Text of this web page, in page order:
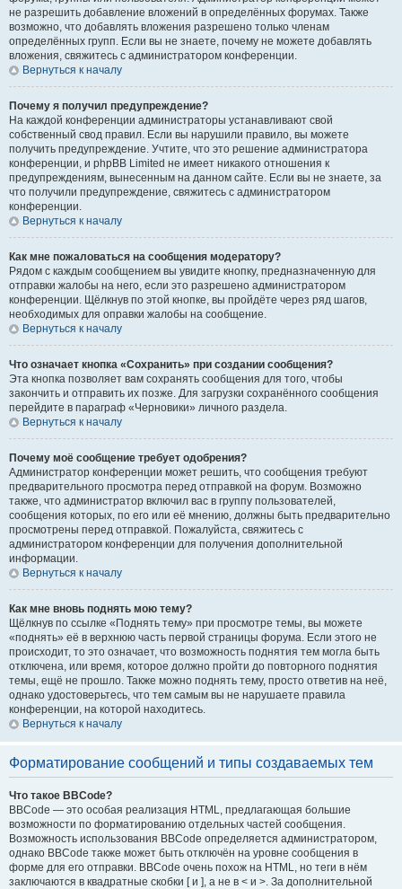
не разрешить добавление вложений в определённых форумах. Также
возможно, что добавлять вложения разрешено только членам
определённых групп. Если вы не знаете, почему не можете добавлять
вложения, свяжитесь с администратором конференции.
Вернуться к началу
Почему я получил предупреждение?
На каждой конференции администраторы устанавливают свой
собственный свод правил. Если вы нарушили правило, вы можете
получить предупреждение. Учтите, что это решение администратора
конференции, и phpBB Limited не имеет никакого отношения к
предупреждениям, вынесенным на данном сайте. Если вы не знаете, за
что получили предупреждение, свяжитесь с администратором
конференции.
Вернуться к началу
Как мне пожаловаться на сообщения модератору?
Рядом с каждым сообщением вы увидите кнопку, предназначенную для
отправки жалобы на него, если это разрешено администратором
конференции. Щёлкнув по этой кнопке, вы пройдёте через ряд шагов,
необходимых для оправки жалобы на сообщение.
Вернуться к началу
Что означает кнопка «Сохранить» при создании сообщения?
Эта кнопка позволяет вам сохранять сообщения для того, чтобы
закончить и отправить их позже. Для загрузки сохранённого сообщения
перейдите в параграф «Черновики» личного раздела.
Вернуться к началу
Почему моё сообщение требует одобрения?
Администратор конференции может решить, что сообщения требуют
предварительного просмотра перед отправкой на форум. Возможно
также, что администратор включил вас в группу пользователей,
сообщения которых, по его или её мнению, должны быть предварительно
просмотрены перед отправкой. Пожалуйста, свяжитесь с
администратором конференции для получения дополнительной
информации.
Вернуться к началу
Как мне вновь поднять мою тему?
Щёлкнув по ссылке «Поднять тему» при просмотре темы, вы можете
«поднять» её в верхнюю часть первой страницы форума. Если этого не
происходит, то это означает, что возможность поднятия тем могла быть
отключена, или время, которое должно пройти до повторного поднятия
темы, ещё не прошло. Также можно поднять тему, просто ответив на неё,
однако удостоверьтесь, что тем самым вы не нарушаете правила
конференции, на которой находитесь.
Вернуться к началу
Форматирование сообщений и типы создаваемых тем
Что такое BBCode?
BBCode — это особая реализация HTML, предлагающая большие
возможности по форматированию отдельных частей сообщения.
Возможность использования BBCode определяется администратором,
однако BBCode также может быть отключён на уровне сообщения в
форме для его отправки. BBCode очень похож на HTML, но теги в нём
заключаются в квадратные скобки [ и ], а не в < и >. За дополнительной